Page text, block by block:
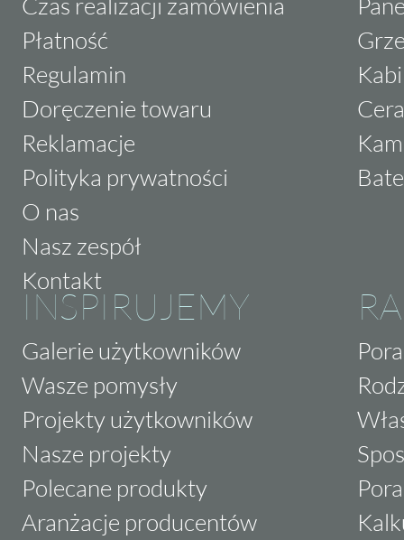
Płatność
Regulamin
Doręczenie towaru
Reklamacje
Polityka prywatności
O nas
Nasz zespół
Kontakt
INSPIRUJEMY
Galerie użytkowników
Wasze pomysły
Projekty użytkowników
Nasze projekty
Polecane produkty
Aranżacje producentów